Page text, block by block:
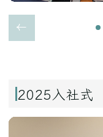
2025入社式